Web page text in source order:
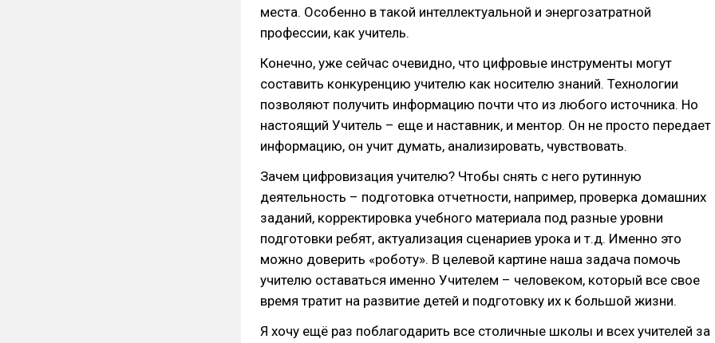
места. Особенно в такой интеллектуальной и энергозатратной
профессии, как учитель.
Конечно, уже сейчас очевидно, что цифровые инструменты могут
составить конкуренцию учителю как носителю знаний. Технологии
позволяют получить информацию почти что из любого источника. Но
настоящий Учитель – еще и наставник, и ментор. Он не просто передает
информацию, он учит думать, анализировать, чувствовать.
Зачем цифровизация учителю? Чтобы снять с него рутинную
деятельность – подготовка отчетности, например, проверка домашних
заданий, корректировка учебного материала под разные уровни
подготовки ребят, актуализация сценариев урока и т.д. Именно это
можно доверить «роботу». В целевой картине наша задача помочь
учителю оставаться именно Учителем – человеком, который все свое
время тратит на развитие детей и подготовку их к большой жизни.
Я хочу ещё раз поблагодарить все столичные школы и всех учителей за